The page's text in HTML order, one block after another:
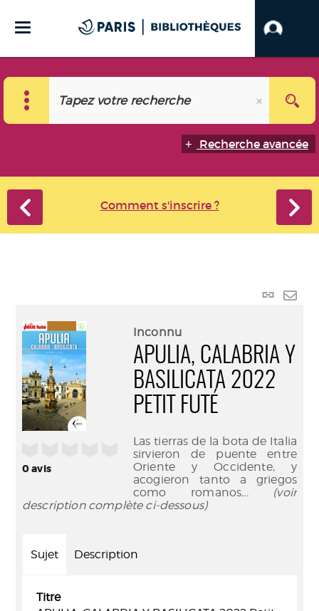
Recherche avancée
Comment s'inscrire ?
Lien
mail
0avis
Inconnu
APULIA, CALABRIA Y
BASILICATA 2022
PETIT FUTÉ
Las tierras de la bota de Italia
sirvieron de puente entre
Oriente y Occidente, y
acogieron tanto a griegos
como romanos... (voir
description complète ci-dessous)
Sujet Description
Titre